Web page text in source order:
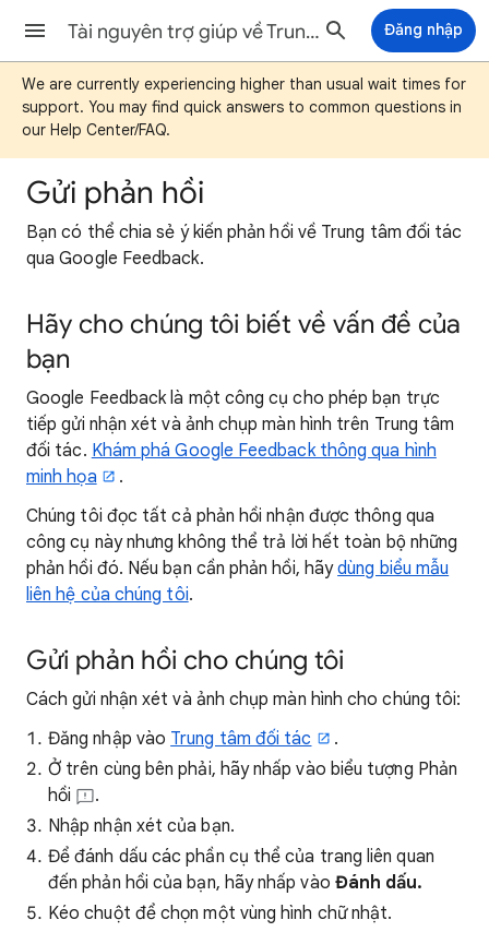
Tài nguyên trợ giúp về Trung tâm đối tác của Google Play Sách Đăng nhập
We are currently experiencing higher than usual wait times for
support. You may find quick answers to common questions in
our Help Center/FAQ.
Gửi phản hồi
Bạn có thể chia sẻ ý kiến phản hồi về Trung tâm đối tác
qua Google Feedback.
Hãy cho chúng tôi biết về vấn đề của
bạn
Google Feedback là một công cụ cho phép bạn trực
tiếp gửi nhận xét và ảnh chụp màn hình trên Trung tâm
đối tác. Khám phá Google Feedback thông qua hình
minh họa
.
Chúng tôi đọc tất cả phản hồi nhận được thông qua
công cụ này nhưng không thể trả lời hết toàn bộ những
phản hồi đó. Nếu bạn cần phản hồi, hãydùng biểu mẫu
liên hệ của chúng tôi.
Gửi phản hồi cho chúng tôi
Cách gửi nhận xét và ảnh chụp màn hình cho chúng tôi:
Đăng nhập vào Trung tâm đối tác
.
Ở trên cùng bên phải, hãy nhấp vào biểu tượng Phản
hồi
.
Nhập nhận xét của bạn.
Để đánh dấu các phần cụ thể của trang liên quan
đến phản hồi của bạn, hãy nhấp vào Đánh dấu.
Kéo chuột để chọn một vùng hình chữ nhật.